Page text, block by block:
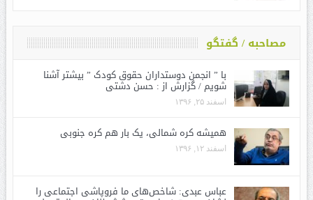
مصاحبه / گفتگو
با ” انجمن دوستداران حقوق کودک ” بیشتر آشنا
شویم / گزارش از : حسن دشتی
اسفند ۲۵, ۱۳۹۶
همیشه کره شمالی، یک بار هم کره جنوبی
اسفند ۱۲, ۱۳۹۶
عباس عبدی: شاخص‌های ما فروپاشی اجتماعی را